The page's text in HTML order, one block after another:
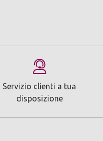
Servizio clienti a tua
disposizione